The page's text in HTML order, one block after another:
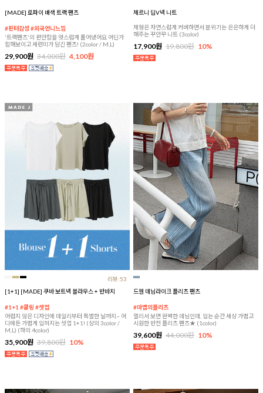
[MADE] 로파이 배색 트랙 팬츠
#핀터감성 #외국언니느낌
'트랙팬츠'의 편안함을 멋스럽게 풀어냈어요 어딘가
힙해보이고 세련미가 담긴 팬츠! (2color / M,L)
29,900원 34,000원 4,100원
체르니 딥V넥 니트
체형은 자연스럽게 커버하면서 분위기는 은은하게 더
해주는 꾸안꾸 니트 (3color)
17,900원 19,800원 10%
리뷰:53
[1+1] [MADE] 쿠바 보트넥 블라우스 + 반바지
#1+1 #쿨링 #셋업
어렵지 않은 디자인에 데일리부터 특별한 날까지~ 어
디에든 가볍게 입혀지는 셋업 1+1! (상의 3color /
M,L) (하의 4color)
35,900원 39,800원 10%
드웬 데님라이크 플리츠 팬츠
#마법의플리츠
멀리서 보면 완벽한 데님인데, 입는 순간 세상 가볍고
시원한 반전 플리츠 팬츠★ (1color)
39,600원 44,000원 10%